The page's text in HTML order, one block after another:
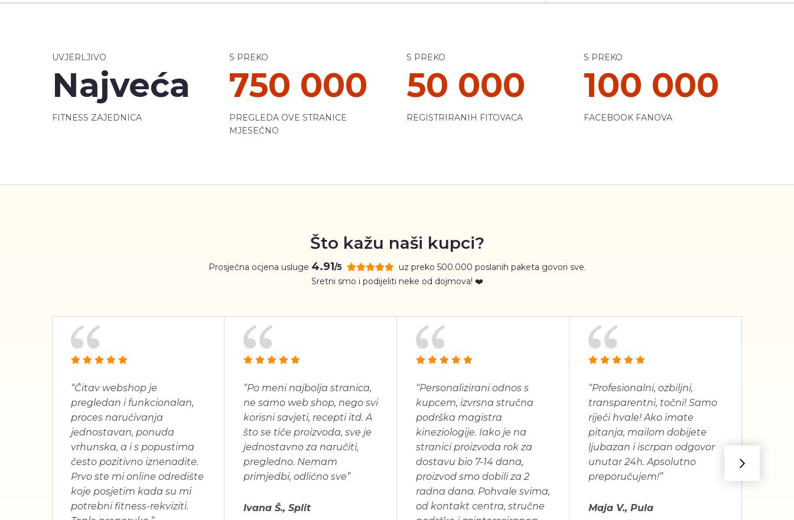
UVJERLJIVO
Najveća
FITNESS ZAJEDNICA
S PREKO
750 000
PREGLEDA OVE STRANICE
MJESEČNO
S PREKO
50 000
REGISTRIRANIH FITOVACA
S PREKO
100 000
FACEBOOK FANOVA
Što kažu naši kupci?
Prosječna ocjena usluge 4.91/5
uz preko 500.000 poslanih paketa govori sve.
Sretni smo i podijeliti neke od dojmova! ❤️
“Čitav webshop je
pregledan i funkcionalan,
proces naručivanja
jednostavan, ponuda
vrhunska, a i s popustima
često pozitivno iznenadite.
Prvo ste mi online odredište
koje posjetim kada su mi
potrebni fitness-rekviziti.
“Po meni najbolja stranica,
ne samo web shop, nego svi
korisni savjeti, recepti itd. A
što se tiče proizvoda, sve je
jednostavno za naručiti,
pregledno. Nemam
primjedbi, odlično sve”
Ivana Š., Split
“Personalizirani odnos s
kupcem, izvrsna stručna
podrška magistra
kineziologije. Iako je na
stranici proizvoda rok za
dostavu bio 7-14 dana,
proizvod smo dobili za 2
radna dana. Pohvale svima,
od kontakt centra, stručne
“Profesionalni, ozbiljni,
transparentni, točni! Samo
riječi hvale! Ako imate
pitanja, mailom dobijete
ljubazan i iscrpan odgovor
unutar 24h. Apsolutno
preporučujem!”
Maja V., Pula